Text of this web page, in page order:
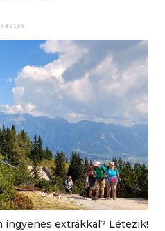
ingyenes extrákkal? Létezik!